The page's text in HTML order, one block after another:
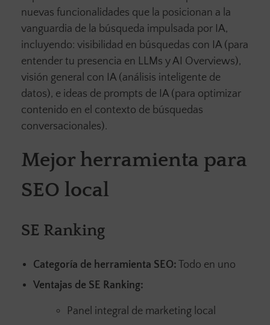
nuevas funcionalidades que la posicionan a la
vanguardia de la búsqueda impulsada por IA,
incluyendo: visibilidad en búsquedas con IA (para
entender tu presencia en LLMs y AI Overviews),
visión general con IA (análisis inteligente de
datos), e ideas de prompts de IA (para optimizar
contenido en el contexto de búsquedas
conversacionales).
Mejor herramienta para
SEO local
SE Ranking
Categoría de herramienta SEO: Todo en uno
Ventajas de SE Ranking:
Panel integral de marketing local